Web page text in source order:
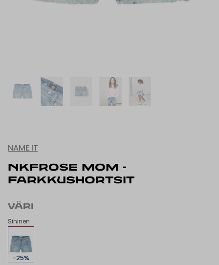
NAME IT
NKFROSE MOM -
FARKKUSHORTSIT
VÄRI
Sininen
-25%